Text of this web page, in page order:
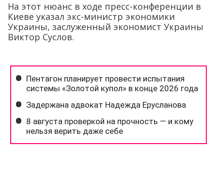
На этот нюанс в ходе пресс-конференции в
Киеве указал экс-министр экономики
Украины, заслуженный экономист Украины
Виктор Суслов.